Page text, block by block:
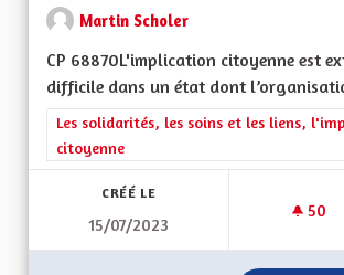
Martin Scholer
CP 68870L'implication citoyenne est
difficile dans un état dont
Filtrer les résultats de la catégorie :
Les solidarités, les soins et les liens,
citoyenne
CRÉÉ LE
15/07/2023
50